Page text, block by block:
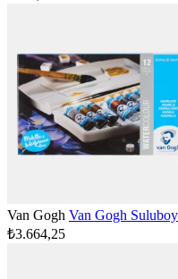
Van Gogh Van Gogh
₺3.664,25